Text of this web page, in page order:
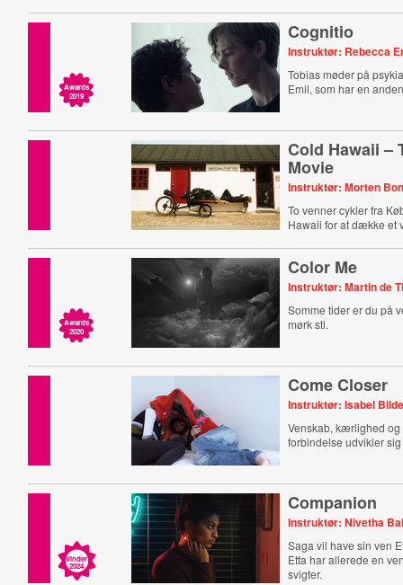
Awards
2019
Cognitio
Instruktør: Rebecca
Tobias møder på
Emil, som har en
Cold Hawaii –
Movie
Instruktør: Morten
To venner cykler fra
Hawaii for at dække et
Awards
2020
Color Me
Instruktør: Martin de
Somme tider er du på
mørk sti.
Come Closer
Instruktør: Isabel
Venskab, kærlighed
forbindelse udvikler
Vinder
2024
Companion
Instruktør: Nivetha
Saga vil have sin ven
Etta har allerede en
svigter.